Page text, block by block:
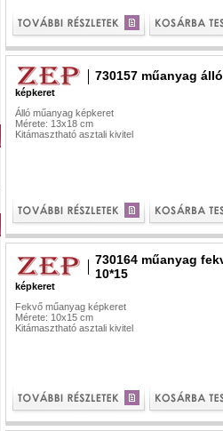
730157 műanyag
képkeret
Álló műanyag képkeret
Mérete: 13x18 cm
Kitámasztható asztali kivitel
730164 műanyag
10*15
képkeret
Fekvő műanyag képkeret
Mérete: 10x15 cm
Kitámasztható asztali kivitel